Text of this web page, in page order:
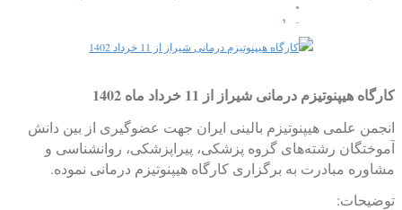
1
2
کارگاه هیپنوتیزم درمانی شیراز از 11 خرداد ماه 1402
انجمن علمی هیپنوتیزم بالینی ایران جهت عضوگیری از بین دانش
آموختگان رشته‌های گروه پزشکی، پیراپزشکی، روانشناسی و
مشاوره مبادرت به برگزاری کارگاه هیپنوتیزم درمانی نموده.
توضیحات: